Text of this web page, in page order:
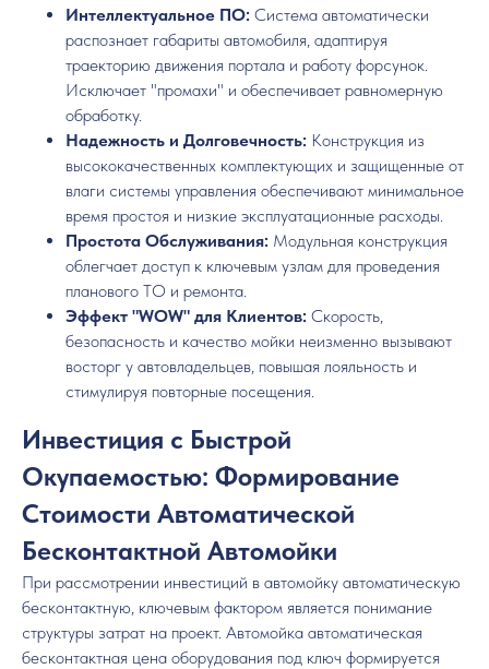
Интеллектуальное ПО: Система автоматически
распознает габариты автомобиля, адаптируя
траекторию движения портала и работу форсунок.
Исключает "промахи" и обеспечивает равномерную
обработку.
Надежность и Долговечность: Конструкция из
высококачественных комплектующих и защищенные от
влаги системы управления обеспечивают минимальное
время простоя и низкие эксплуатационные расходы.
Простота Обслуживания: Модульная конструкция
облегчает доступ к ключевым узлам для проведения
планового ТО и ремонта.
Эффект "WOW" для Клиентов: Скорость,
безопасность и качество мойки неизменно вызывают
восторг у автовладельцев, повышая лояльность и
стимулируя повторные посещения.
Инвестиция с Быстрой
Окупаемостью: Формирование
Стоимости Автоматической
Бесконтактной Автомойки
При рассмотрении инвестиций в автомойку автоматическую
бесконтактную, ключевым фактором является понимание
структуры затрат на проект. Автомойка автоматическая
бесконтактная цена оборудования под ключ формируется